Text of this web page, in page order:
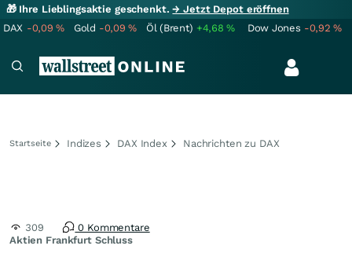
🎁 Ihre Lieblingsaktie geschenkt.→ Jetzt Depot eröffnen
DAX -0,09% Gold -0,09% Öl (Brent) +4,68% Dow Jones -0,92%
Startseite Indizes DAX Index Nachrichten zu DAX
Aktien Frankfurt Schluss
309 0 Kommentare